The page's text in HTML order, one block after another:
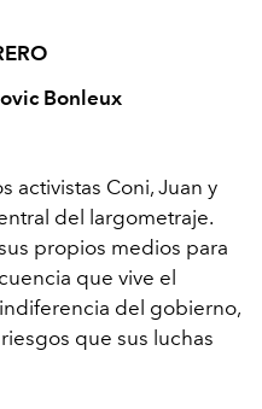
Bonleux
activistas Coni, Juan y
del largometraje.
propios medios para
que vive el
del gobierno,
que sus luchas